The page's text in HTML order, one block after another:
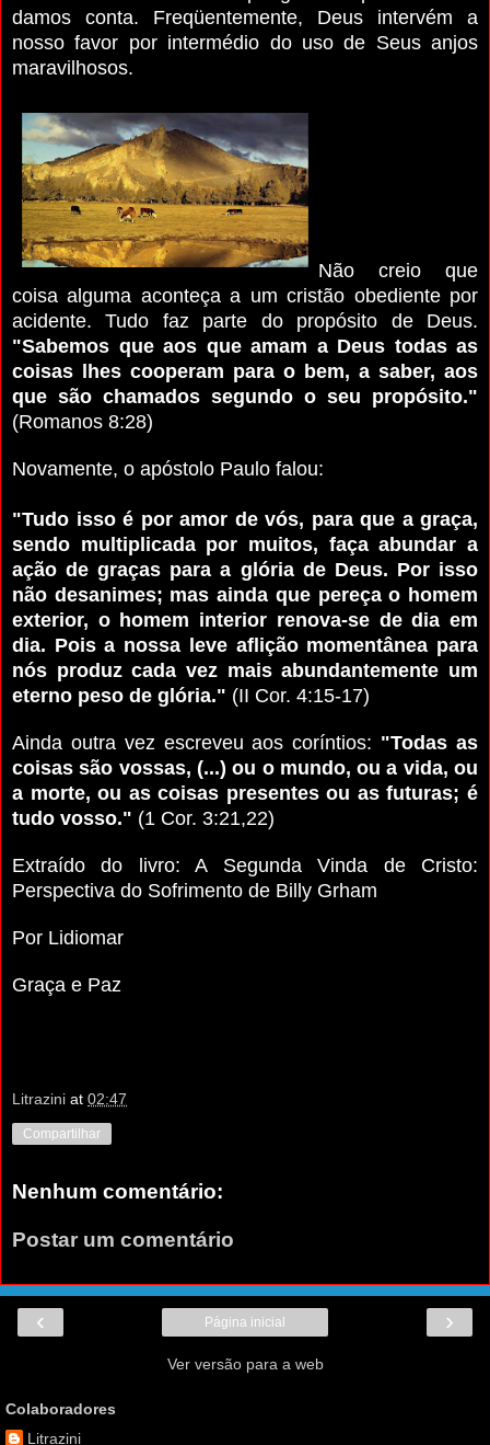
damos conta. Freqüentemente, Deus intervém a
nosso favor por intermédio do uso de Seus anjos
maravilhosos.
Não creio que
coisa alguma aconteça a um cristão obediente por
acidente. Tudo faz parte do propósito de Deus.
"Sabemos que aos que amam a Deus todas as
coisas lhes cooperam para o bem, a saber, aos
que são chamados segundo o seu propósito."
(Romanos 8:28)
Novamente, o apóstolo Paulo falou:
"Tudo isso é por amor de vós, para que a graça,
sendo multiplicada por muitos, faça abundar a
ação de graças para a glória de Deus. Por isso
não desanimes; mas ainda que pereça o homem
exterior, o homem interior renova-se de dia em
dia. Pois a nossa leve aflição momentânea para
nós produz cada vez mais abundantemente um
eterno peso de glória." (II Cor. 4:15-17)
Ainda outra vez escreveu aos coríntios: "Todas as
coisas são vossas, (...) ou o mundo, ou a vida, ou
a morte, ou as coisas presentes ou as futuras; é
tudo vosso." (1 Cor. 3:21,22)
Extraído do livro: A Segunda Vinda de Cristo:
Perspectiva do Sofrimento de Billy Grham
Por Lidiomar
Graça e Paz
Litrazini at 02:47
Compartilhar
Nenhum comentário:
Postar um comentário
‹ ›
Página inicial
Ver versão para a web
Colaboradores
Litrazini